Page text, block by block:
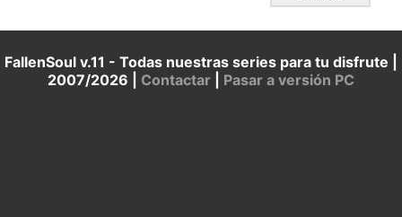
FallenSoul v.11 - Todas nuestras series para tu disfrute |
2007/2026 | Contactar Pasar a versión PC